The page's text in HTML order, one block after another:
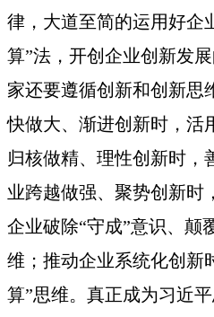
律，大道至简的运用好企
算”法，开创企业创新发
家还要遵循创新和创新思
快做大、渐进创新时，活
归核做精、理性创新时，
业跨越做强、聚势创新时
企业破除“守成”意识、颠
维；推动企业系统化创新
算”思维。真正成为习近